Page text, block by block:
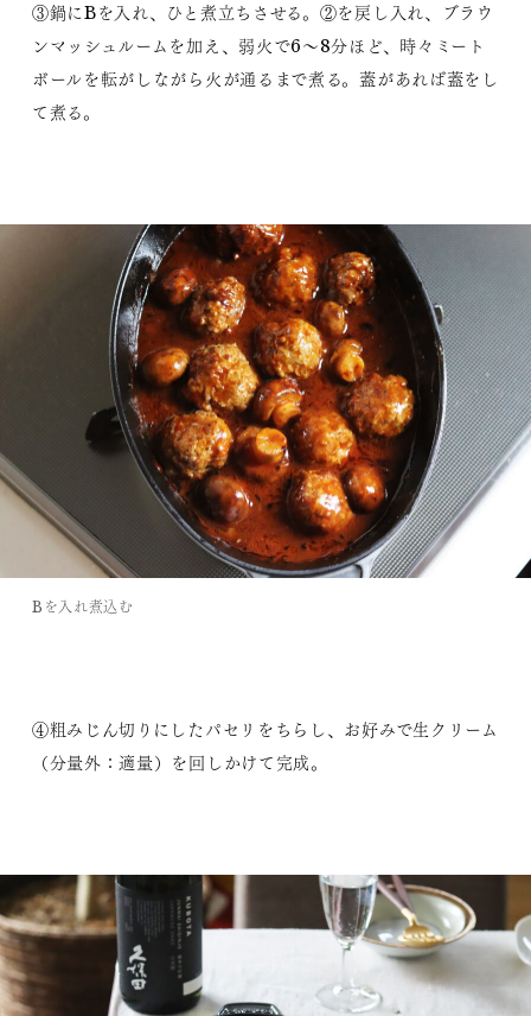
③鍋にBを入れ、ひと煮立ちさせる。②を戻し入れ、ブラウ
ンマッシュルームを加え、弱火で6～8分ほど、時々ミート
ボールを転がしながら火が通るまで煮る。蓋があれば蓋をし
て煮る。
Bを入れ煮込む
④粗みじん切りにしたパセリをちらし、お好みで生クリーム
（分量外：適量）を回しかけて完成。